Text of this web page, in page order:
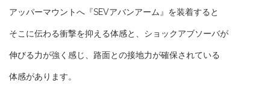
アッパーマウントへ『SEVアバンアーム』を装着すると
そこに伝わる衝撃を抑える体感と、ショックアブソーバが
伸びる力が強く感じ、路面との接地力が確保されている
体感があります。